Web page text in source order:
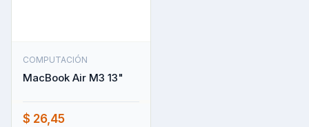
COMPUTACIÓN
MacBook Air M3 13"
$ 26,45